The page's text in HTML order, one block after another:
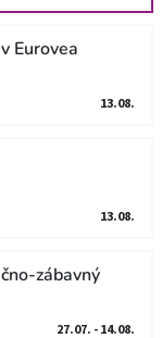
Eurovea
13.08.
13.08.
zábavný
27.07. - 14.08.